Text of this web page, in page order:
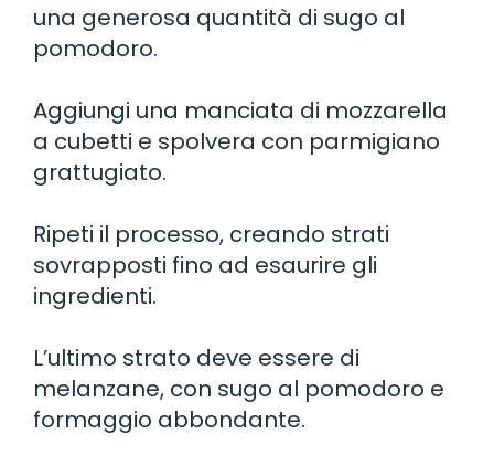
una generosa quantità di sugo al
pomodoro.
Aggiungi una manciata di mozzarella
a cubetti e spolvera con parmigiano
grattugiato.
Ripeti il processo, creando strati
sovrapposti fino ad esaurire gli
ingredienti.
L’ultimo strato deve essere di
melanzane, con sugo al pomodoro e
formaggio abbondante.